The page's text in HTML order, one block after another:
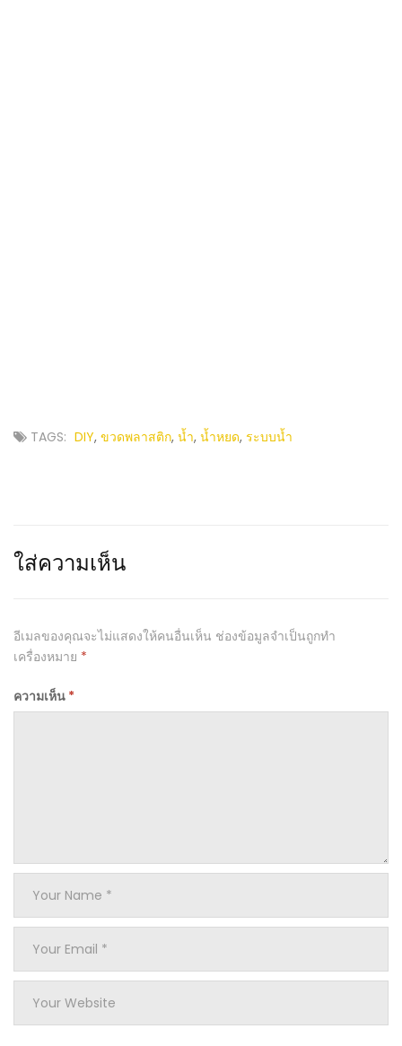
TAGS: DIY, ขวดพลาสติก, น้ำ, น้ำหยด, ระบบน้ำ
ใส่ความเห็น
อีเมลของคุณจะไม่แสดงให้คนอื่นเห็น ช่องข้อมูลจำเป็นถูกทำ
เครื่องหมาย *
ความเห็น *
Name
*
Email
*
Website